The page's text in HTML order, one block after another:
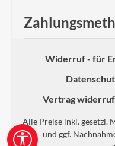
Widerruf - für
Vertrag
Alle Preise inkl. gesetzl.
und ggf.
Werkzeugleiste